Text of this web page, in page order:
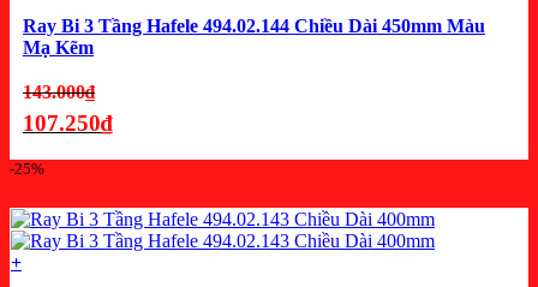
Ray Bi 3 Tầng Hafele 494.02.144 Chiều Dài 450mm Màu
Mạ Kẽm
143.000₫Giá
gốc
107.250₫
tại
là:
-25%
+